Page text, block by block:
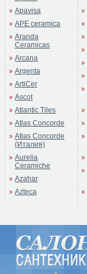
Apavisa
APE ceramica
Aranda
Ceramicas
Arcana
Argenta
ArtiCer
Ascot
Atlantic Tiles
Atlas Concorde
Atlas Concorde
(Италия)
Aurelia
Ceramiche
Azahar
Azteca